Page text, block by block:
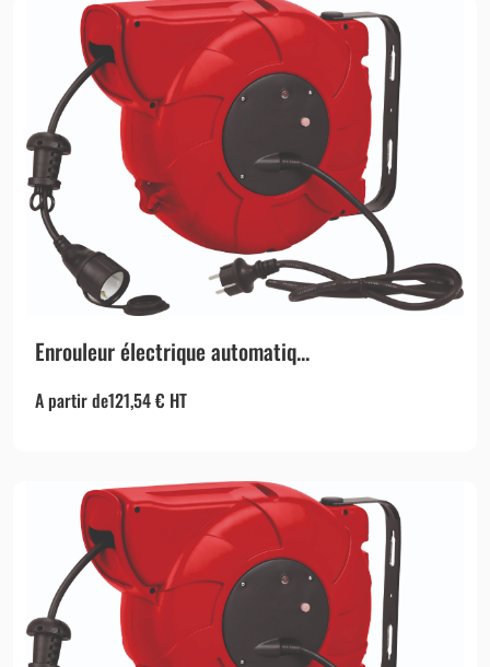
Enrouleur électrique automatiq...
A partir de121,54€ HT